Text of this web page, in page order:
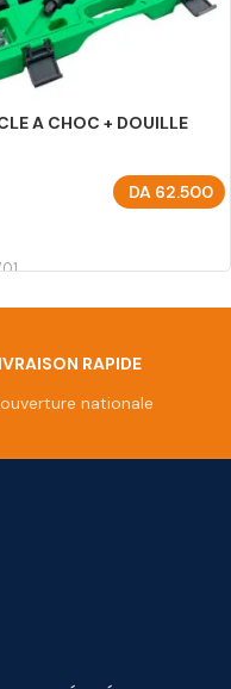
A CHOC + DOUILLE
DA62.500
RAPIDE
nationale